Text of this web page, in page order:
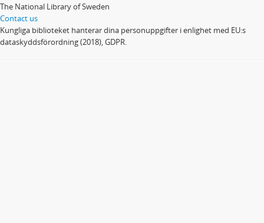
The National Library of Sweden
Contact us
Kungliga biblioteket hanterar dina personuppgifter i enlighet med EU:s
dataskyddsförordning (2018), GDPR.